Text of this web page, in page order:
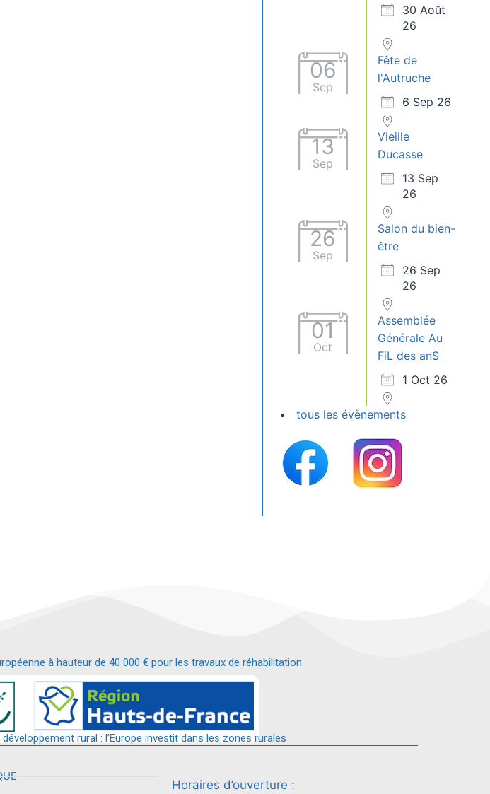
30 Août
26
06
Sep
Fête de
l'Autruche
6 Sep 26
13
Sep
Vieille
Ducasse
13 Sep
26
26
Sep
Salon du bien-
être
26 Sep
26
01
Oct
Assemblée
Générale Au
FiL des anS
1 Oct 26
tous les évènements
à hauteur de 40 000 € pour les travaux de réhabilitation
services et commerces de proximité.
rural : l’Europe investit dans les zones rurales
Horaires d’ouverture :